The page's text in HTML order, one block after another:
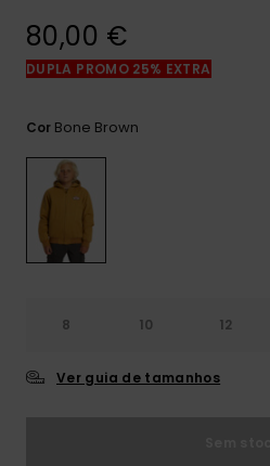
frequentes e o
80,00 €
DUPLA PROMO 25% EXTRA
Cor Bone Brown
8 10 12
Ver guia de tamanhos